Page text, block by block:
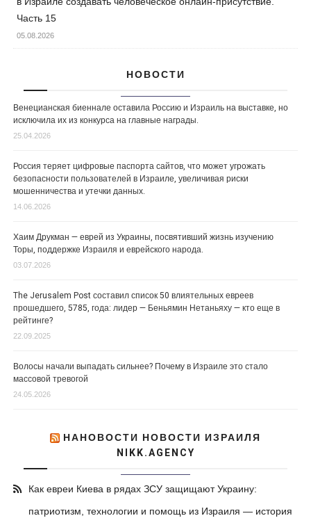
Часть 15
05.08.2026
НОВОСТИ
Венецианская биеннале оставила Россию и Израиль на выставке, но
исключила их из конкурса на главные награды.
25.04.2026
Россия теряет цифровые паспорта сайтов, что может угрожать
безопасности пользователей в Израиле, увеличивая риски
мошенничества и утечки данных.
14.06.2026
Хаим Друкман — еврей из Украины, посвятивший жизнь изучению
Торы, поддержке Израиля и еврейского народа.
03.07.2026
The Jerusalem Post составил список 50 влиятельных евреев
прошедшего, 5785, года: лидер — Беньямин Нетаньяху — кто еще в
рейтинге?
22.09.2025
Волосы начали выпадать сильнее? Почему в Израиле это стало
массовой тревогой
24.05.2026
НАНОВОСТИ НОВОСТИ ИЗРАИЛЯ
NIKK.AGENCY
Как евреи Киева в рядах ЗСУ защищают Украину:
патриотизм, технологии и помощь из Израиля — история